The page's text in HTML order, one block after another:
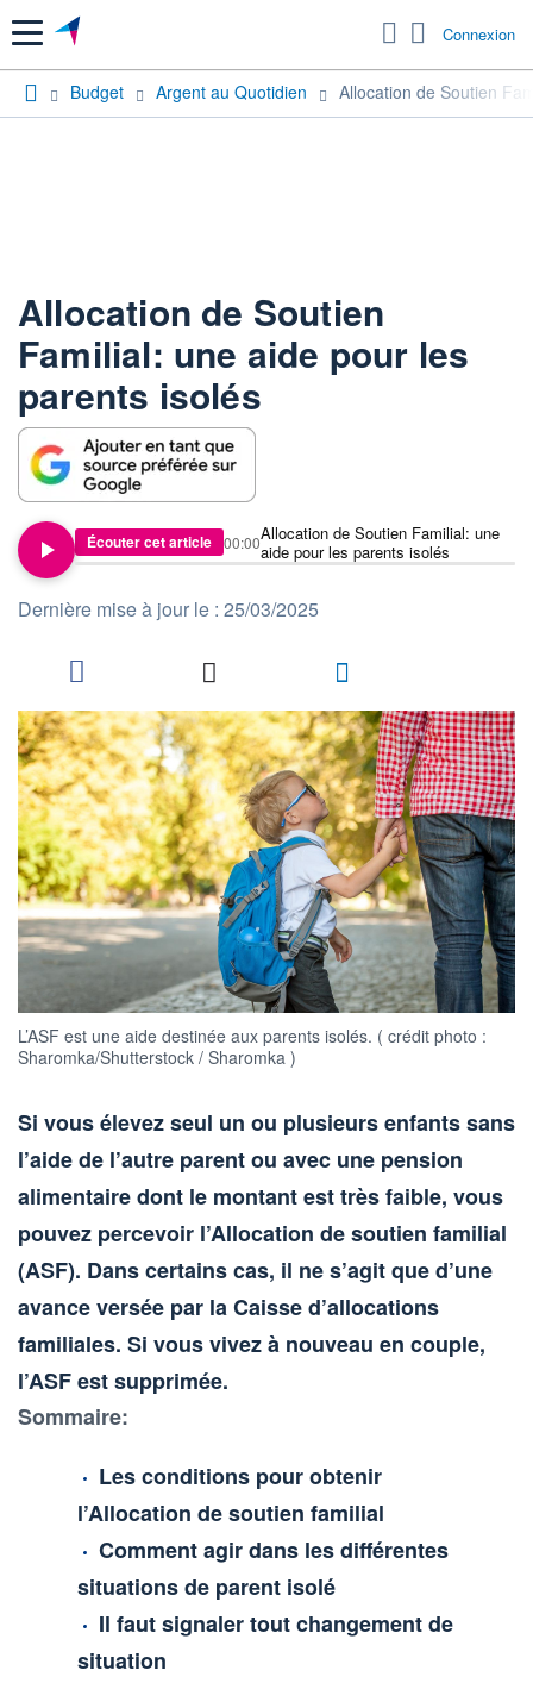
Menu Connexion
Budget Argent au Quotidien Allocation de Soutien
Allocation de Soutien
Familial: une aide pour les
parents isolés
Écouter cet article
Allocation de Soutien Familial: une
aide pour les parents isolés
00:00
Dernière mise à jour le : 25/03/2025
L’ASF est une aide destinée aux parents isolés. ( crédit photo :
Sharomka/Shutterstock / Sharomka )
Si vous élevez seul un ou plusieurs enfants sans
l’aide de l’autre parent ou avec une pension
alimentaire dont le montant est très faible, vous
pouvez percevoir l’Allocation de soutien familial
(ASF). Dans certains cas, il ne s’agit que d’une
avance versée par la Caisse d’allocations
familiales. Si vous vivez à nouveau en couple,
l’ASF est supprimée.
Sommaire:
Les conditions pour obtenir
l’Allocation de soutien familial
Comment agir dans les différentes
situations de parent isolé
Il faut signaler tout changement de
situation